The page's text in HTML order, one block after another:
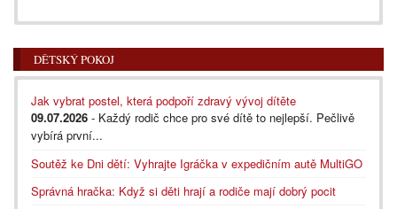
DĚTSKÝ POKOJ
Jak vybrat postel, která podpoří zdravý vývoj dítěte
09.07.2026 - Každý rodič chce pro své dítě to nejlepší. Pečlivě
vybírá první...
Soutěž ke Dni dětí: Vyhrajte Igráčka v expedičním autě MultiGO
Správná hračka: Když si děti hrají a rodiče mají dobrý pocit